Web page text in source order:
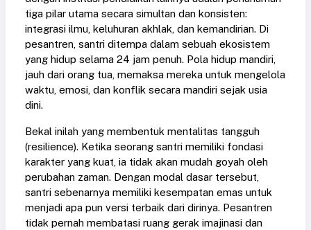
tiga pilar utama secara simultan dan konsisten:
integrasi ilmu, keluhuran akhlak, dan kemandirian. Di
pesantren, santri ditempa dalam sebuah ekosistem
yang hidup selama 24 jam penuh. Pola hidup mandiri,
jauh dari orang tua, memaksa mereka untuk mengelola
waktu, emosi, dan konflik secara mandiri sejak usia
dini.
Bekal inilah yang membentuk mentalitas tangguh
(resilience). Ketika seorang santri memiliki fondasi
karakter yang kuat, ia tidak akan mudah goyah oleh
perubahan zaman. Dengan modal dasar tersebut,
santri sebenarnya memiliki kesempatan emas untuk
menjadi apa pun versi terbaik dari dirinya. Pesantren
tidak pernah membatasi ruang gerak imajinasi dan